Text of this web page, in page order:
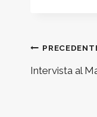
Intervista al